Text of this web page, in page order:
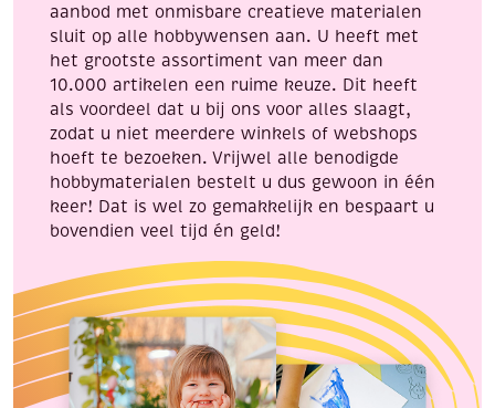
aanbod met onmisbare creatieve materialen
sluit op alle hobbywensen aan. U heeft met
het grootste assortiment van meer dan
10.000 artikelen een ruime keuze. Dit heeft
als voordeel dat u bij ons voor alles slaagt,
zodat u niet meerdere winkels of webshops
hoeft te bezoeken. Vrijwel alle benodigde
hobbymaterialen bestelt u dus gewoon in één
keer! Dat is wel zo gemakkelijk en bespaart u
bovendien veel tijd én geld!